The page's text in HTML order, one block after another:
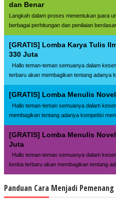
dan Benar
Langkah dalam proses menentukan juara
berbagai perhitungan dan penilaian
[GRATIS] Lomba Karya Tulis
330 Juta
Hallo teman-teman semuanya dalam
terbaru akan membagikan tentang adanya
[GRATIS] Lomba Menulis
Hallo teman-teman semuanya dalam
membagikan tentang adanya kompetisi
[GRATIS] Lomba Menulis
Juta
Hallo teman-teman semuanya dalam
lomba terbaru akan membagikan tentang
Panduan Cara Menjadi